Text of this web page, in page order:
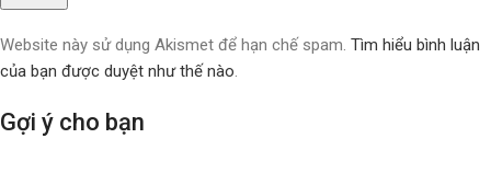
Website này sử dụng Akismet để hạn chế spam. Tìm hiểu bình luận
của bạn được duyệt như thế nào.
Gợi ý cho bạn